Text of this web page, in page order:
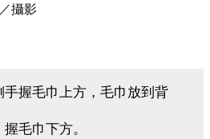
攝影
手握毛巾上方，毛巾放到背
毛巾下方。